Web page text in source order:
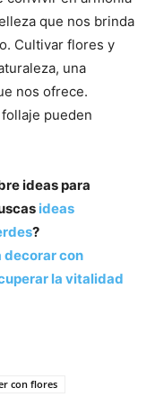
que nos brinda
Cultivar flores y
una
nos ofrece.
pueden
ideas para
ideas
?
decorar con
la vitalidad
con flores